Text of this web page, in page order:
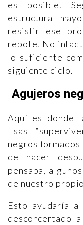
es posible.
estructura
resistir ese
rebote. No
lo suficiente
siguiente ciclo.
Agujeros
Aquí es donde
Esas
negros
de nacer
pensaba,
de nuestro
Esto ayudaría
desconcertado